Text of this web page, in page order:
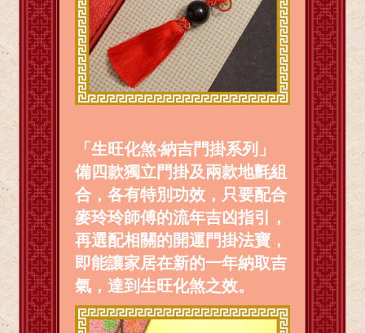
「生旺化煞‧納吉門掛系列」
備四款獨立門掛及兩款地氈組
合，各有特別功效，只要配合
麥玲玲師傅的流年吉凶指引，
再選配相關的開運門掛法寶，
即能讓家居在新的一年納取吉
氣，達到生旺化煞之效。